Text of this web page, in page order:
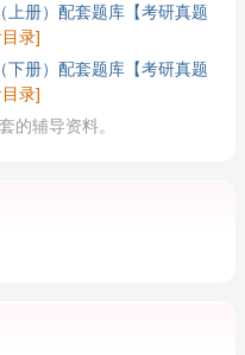
册）配套题库【考研真题
录]
册）配套题库【考研真题
录]
的辅导资料。